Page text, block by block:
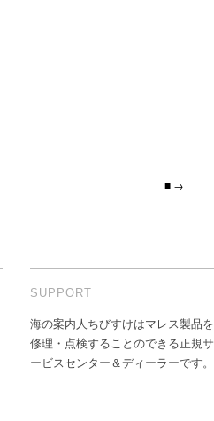
■ →
SUPPORT
海の案内人ちびすけはマレス製品を
修理・点検することのできる正規サ
ービスセンター＆ディーラーです。